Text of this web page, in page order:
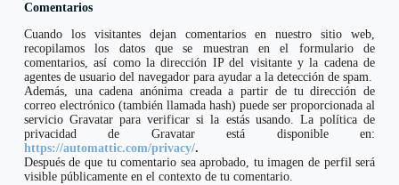
Comentarios
Cuando los visitantes dejan comentarios en nuestro sitio web,
recopilamos los datos que se muestran en el formulario de
comentarios, así como la dirección IP del visitante y la cadena de
agentes de usuario del navegador para ayudar a la detección de spam.
Además, una cadena anónima creada a partir de tu dirección de
correo electrónico (también llamada hash) puede ser proporcionada al
servicio Gravatar para verificar si la estás usando. La política de
privacidad de Gravatar está disponible en:
https://automattic.com/privacy/.
Después de que tu comentario sea aprobado, tu imagen de perfil será
visible públicamente en el contexto de tu comentario.